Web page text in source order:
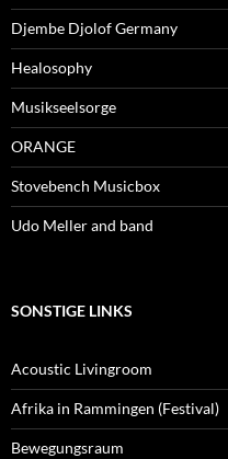
Djembe Djolof Germany
Healosophy
Musikseelsorge
ORANGE
Stovebench Musicbox
Udo Meller and band
SONSTIGE LINKS
Acoustic Livingroom
Afrika in Rammingen (Festival)
Bewegungsraum